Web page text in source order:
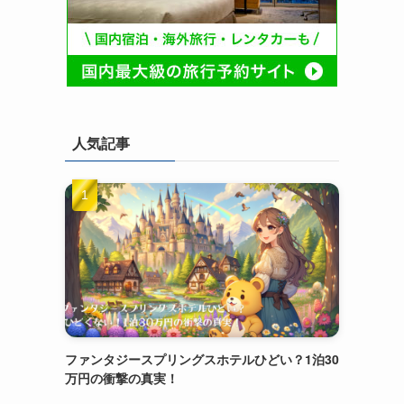
人気記事
ファンタジースプリングスホテルひどい？1泊30
万円の衝撃の真実！